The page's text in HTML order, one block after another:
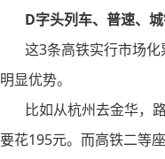
D字头列车、普速、城
这3条高铁实行市场化
明显优势。
比如从杭州去金华，路
要花195元。而高铁二等